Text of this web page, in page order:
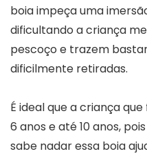
boia impeça uma
dificultando a criança
pescoço e trazem
dificilmente retiradas.
É ideal que a criança
6 anos e até 10 anos,
sabe nadar essa boia